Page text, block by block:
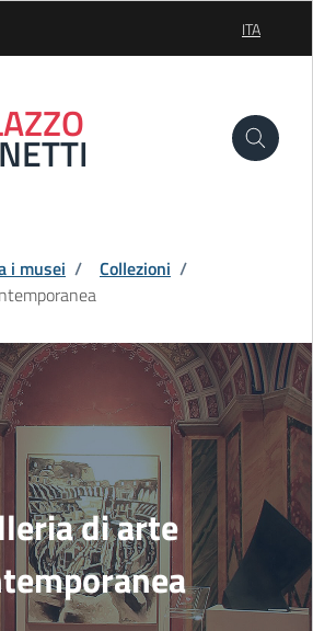
ITA
i musei / Collezioni /
di arte